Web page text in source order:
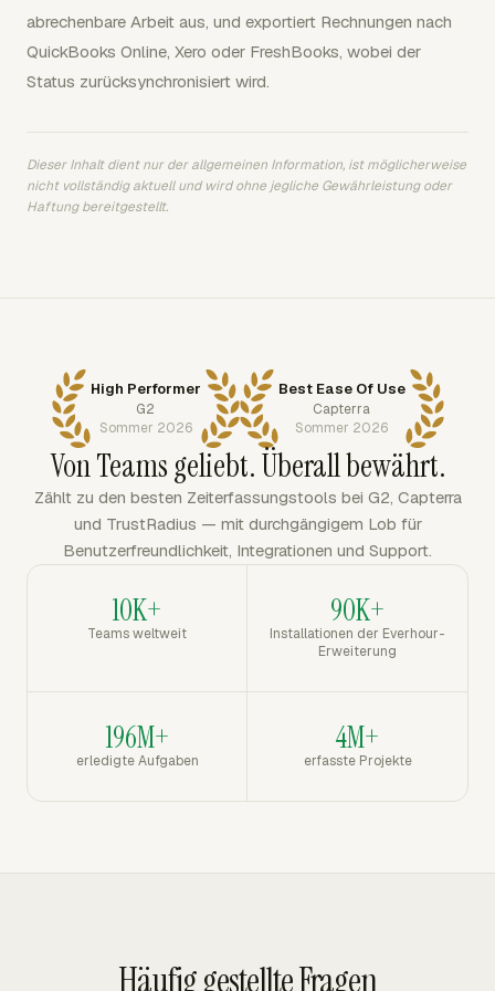
abrechenbare Arbeit aus, und exportiert Rechnungen nach
QuickBooks Online, Xero oder FreshBooks, wobei der
Status zurücksynchronisiert wird.
Dieser Inhalt dient nur der allgemeinen Information, ist möglicherweise
nicht vollständig aktuell und wird ohne jegliche Gewährleistung oder
Haftung bereitgestellt.
High Performer
G2
Sommer 2026
Best Ease Of Use
Capterra
Sommer 2026
Von Teams geliebt. Überall bewährt.
Zählt zu den besten Zeiterfassungstools bei G2, Capterra
und TrustRadius — mit durchgängigem Lob für
Benutzerfreundlichkeit, Integrationen und Support.
10K+
Teams weltweit
90K+
Installationen der Everhour-
Erweiterung
196M+
erledigte Aufgaben
4M+
erfasste Projekte
Häufig gestellte Fragen